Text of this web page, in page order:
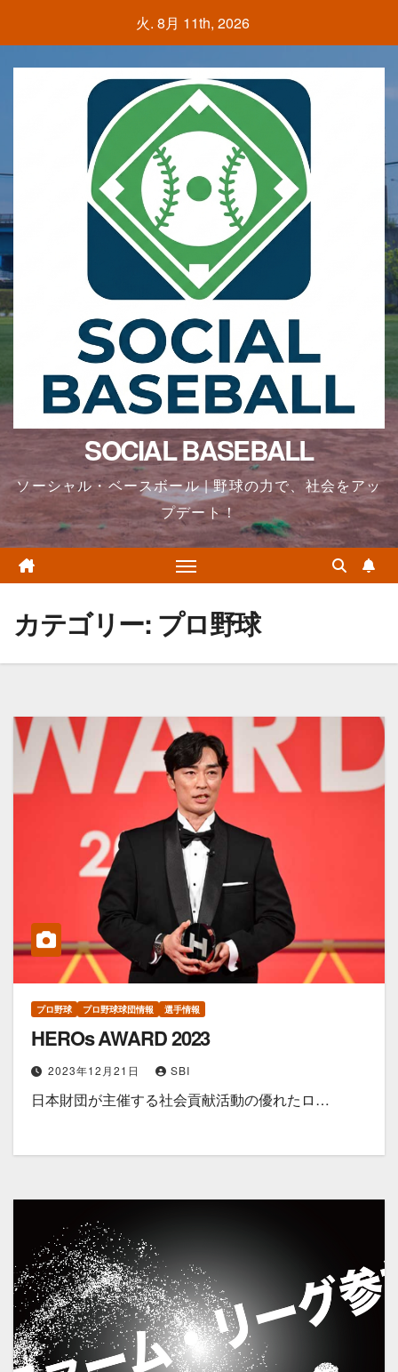
content
火. 8月 11th, 2026
SOCIAL BASEBALL
ソーシャル・ベースボール | 野球の力で、社会をアッ
プデート！
カテゴリー: プロ野球
プロ野球 プロ野球球団情報 選手情報
HEROs AWARD 2023
2023年12月21日 SBI
日本財団が主催する社会貢献活動の優れたロ…